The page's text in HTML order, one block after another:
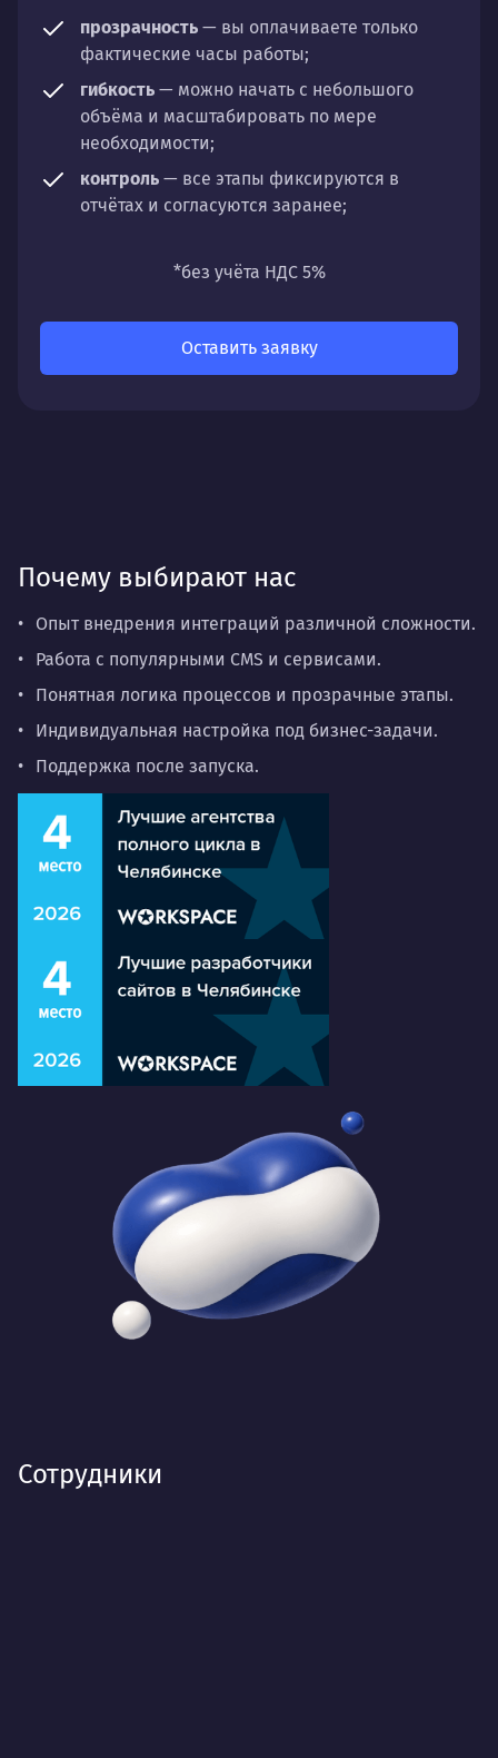
прозрачность — вы оплачиваете только
фактические часы работы;
гибкость — можно начать с небольшого
объёма и масштабировать по мере
необходимости;
контроль — все этапы фиксируются в
отчётах и согласуются заранее;
направлений: стратегии, настройки,
*без учёта НДС 5%
Оставить заявку
Почему выбирают нас
Опыт внедрения интеграций различной сложности.
Работа с популярными CMS и сервисами.
Понятная логика процессов и прозрачные этапы.
Индивидуальная настройка под бизнес-задачи.
Поддержка после запуска.
Сотрудники